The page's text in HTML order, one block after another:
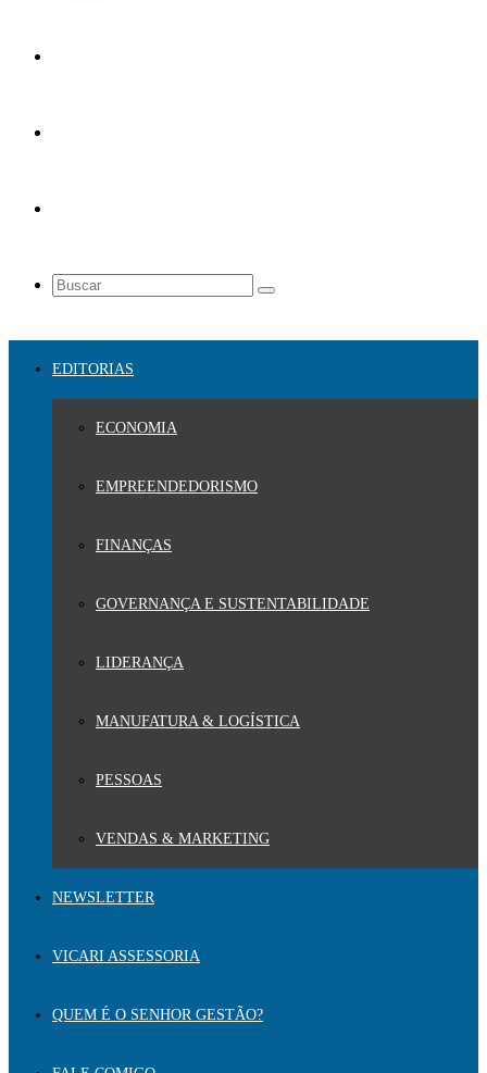
EDITORIAS
ECONOMIA
EMPREENDEDORISMO
FINANÇAS
GOVERNANÇA E SUSTENTABILIDADE
LIDERANÇA
MANUFATURA & LOGÍSTICA
PESSOAS
VENDAS & MARKETING
NEWSLETTER
VICARI ASSESSORIA
QUEM É O SENHOR GESTÃO?